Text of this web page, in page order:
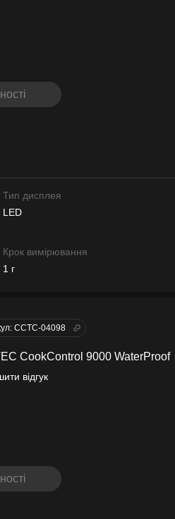
Тип дисплея
LED
Крок вимірювання
1 г
CCTC-04098
CookControl 9000 WaterProof
відгук